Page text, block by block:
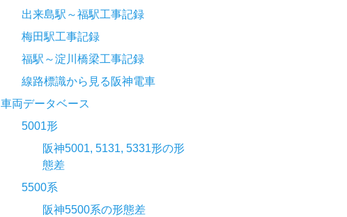
出来島駅～福駅工事記録
梅田駅工事記録
福駅～淀川橋梁工事記録
線路標識から見る阪神電車
車両データベース
5001形
阪神5001, 5131, 5331形の形
態差
5500系
阪神5500系の形態差